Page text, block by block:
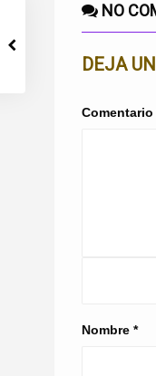
NO
DEJA
Comentario
Nombre *